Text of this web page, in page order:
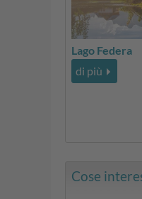
Lago Federa
di più
Cose